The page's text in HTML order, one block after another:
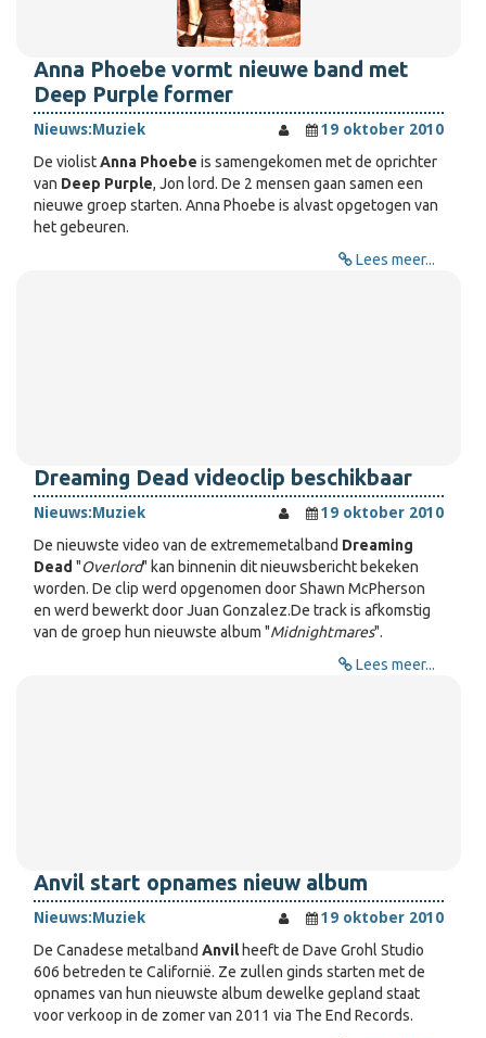
Anna Phoebe vormt nieuwe band met
Deep Purple former
Nieuws:Muziek
19 oktober 2010
De violistAnna Phoebe is samengekomen met de oprichter
van Deep Purple, Jon lord. De 2 mensen gaan samen een
nieuwe groep starten. Anna Phoebe is alvast opgetogen van
het gebeuren.
Lees meer...
Dreaming Dead videoclip beschikbaar
Nieuws:Muziek
19 oktober 2010
De nieuwste video van de extrememetalband Dreaming
Dead "Overlord" kan binnenin dit nieuwsbericht bekeken
worden. De clip werd opgenomen door Shawn McPherson
en werd bewerkt door Juan Gonzalez.De track is afkomstig
van de groep hun nieuwste album "Midnightmares".
Lees meer...
Anvil start opnames nieuw album
Nieuws:Muziek
19 oktober 2010
De Canadese metalband Anvil heeft de Dave Grohl Studio
606 betreden te Californië. Ze zullen ginds starten met de
opnames van hun nieuwste album dewelke gepland staat
voor verkoop in de zomer van 2011 via The End Records.